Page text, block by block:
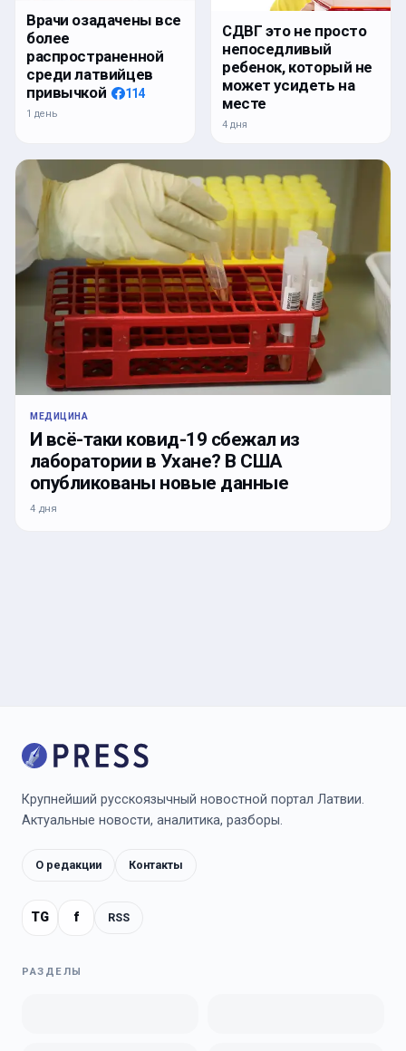
Врачи озадачены все
более
распространенной
среди латвийцев
привычкой
114
1 день
СДВГ это не просто
непоседливый
ребенок, который не
может усидеть на
месте
4 дня
МЕДИЦИНА
И всё-таки ковид-19 сбежал из
лаборатории в Ухане? В США
опубликованы новые данные
4 дня
Крупнейший русскоязычный новостной портал Латвии.
Актуальные новости, аналитика, разборы.
О редакции Контакты
TG f RSS
РАЗДЕЛЫ